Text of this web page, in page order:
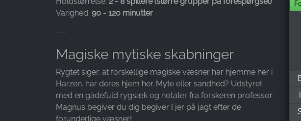
Varighed: 90 - 120 minutter
---
Magiske mytiske skabninger
Rygtet siger, at forskellige magiske væsner har hjemme her i
Harzen. har deres hjem her. Myte eller sandhed? Udstyret
med en gådefuld rygsæk og notater fra forskeren professor
Magnus begiver du dig begiver I jer på jagt efter de
forunderlige væsner!
Purpose:
markedsføring
3 måneder - 1 år
STATISTIK